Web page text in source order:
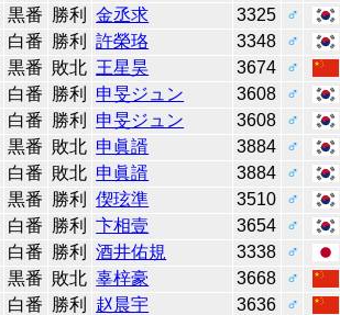
黒番 勝利 金丞求 3325
♂
白番 勝利 許榮珞 3348
♂
黒番 敗北 王星昊 3674
♂
白番 勝利 申旻ジュン 3608
♂
白番 勝利 申旻ジュン 3608
♂
黒番 敗北 申眞諝 3884
♂
白番 敗北 申眞諝 3884
♂
黒番 勝利 偰玹準 3510
♂
白番 勝利 卞相壹 3654
♂
白番 勝利 酒井佑規 3338
♂
黒番 敗北 辜梓豪 3668
♂
白番 勝利 赵晨宇 3636
♂